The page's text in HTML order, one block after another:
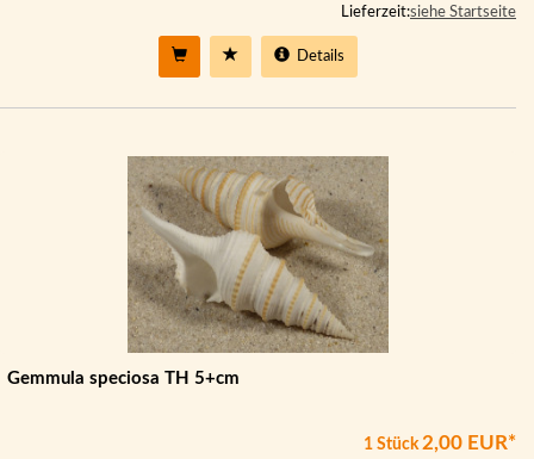
Lieferzeit:siehe Startseite
Details
Gemmula speciosa TH 5+cm
1 Stück 2,00 EUR*